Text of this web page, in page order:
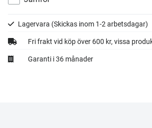
Lagervara (Skickas inom 1-2 arbetsdagar)
Fri frakt vid köp över 600 kr, vissa
Garanti i 36 månader